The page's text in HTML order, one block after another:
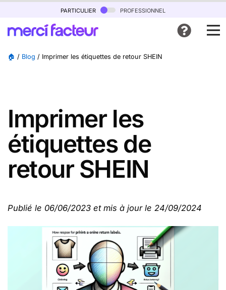
particulier professionnel
🏠 / Blog / Imprimer les étiquettes de retour SHEIN
Imprimer les
étiquettes de
retour SHEIN
Publié le 06/06/2023 et mis à jour le 24/09/2024